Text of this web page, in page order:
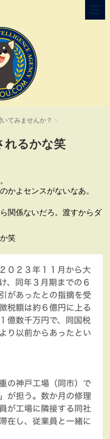
てみませんか？ >
れるかな笑
かよセンスがないなあ。
関係ないだろ。渡すからダ
笑